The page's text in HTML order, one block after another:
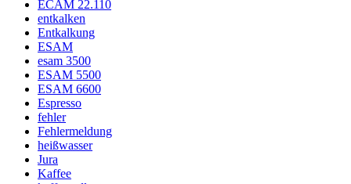
ECAM 22.110
entkalken
Entkalkung
ESAM
esam 3500
ESAM 5500
ESAM 6600
Espresso
fehler
Fehlermeldung
heißwasser
Jura
Kaffee